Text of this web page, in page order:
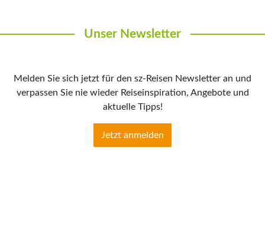
Unser Newsletter
Melden Sie sich jetzt für den sz-Reisen Newsletter an und
verpassen Sie nie wieder Reiseinspiration, Angebote und
aktuelle Tipps!
Jetzt anmelden